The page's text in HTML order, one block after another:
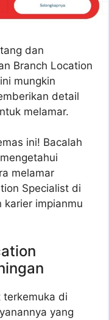
dan
Branch Location
mungkin
detail
melamar.
ini! Bacalah
melamar
Specialist di
karier impianmu
terkemuka di
yang